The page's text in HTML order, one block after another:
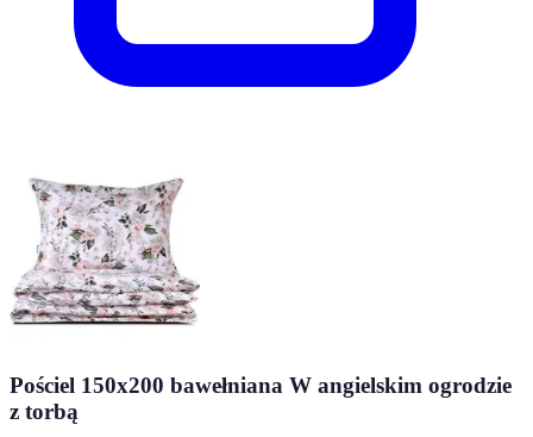
Pościel 150x200 bawełniana W angielskim ogrodzie
z torbą